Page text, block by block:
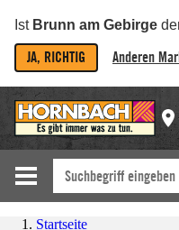
Ist Brunn am Gebirge
JA, RICHTIG Anderen
Startseite